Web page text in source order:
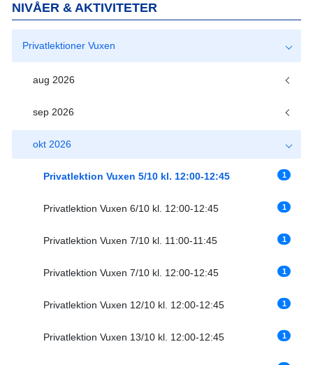
NIVÅER & AKTIVITETER
Privatlektioner Vuxen
aug 2026
sep 2026
okt 2026
Privatlektion Vuxen 5/10 kl. 12:00-12:45 1
Privatlektion Vuxen 6/10 kl. 12:00-12:45 1
Privatlektion Vuxen 7/10 kl. 11:00-11:45 1
Privatlektion Vuxen 7/10 kl. 12:00-12:45 1
Privatlektion Vuxen 12/10 kl. 12:00-12:45 1
Privatlektion Vuxen 13/10 kl. 12:00-12:45 1